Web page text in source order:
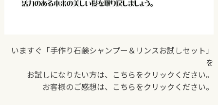
いますぐ「手作り石鹸シャンプー＆リンスお試しセット」
を
お試しになりたい方は、
こちらをクリックください。
お客様のご感想は、
こちらをクリックください。